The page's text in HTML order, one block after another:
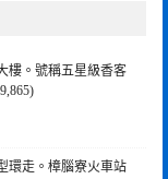
樓。號稱五星級香客
環走。樟腦寮火車站